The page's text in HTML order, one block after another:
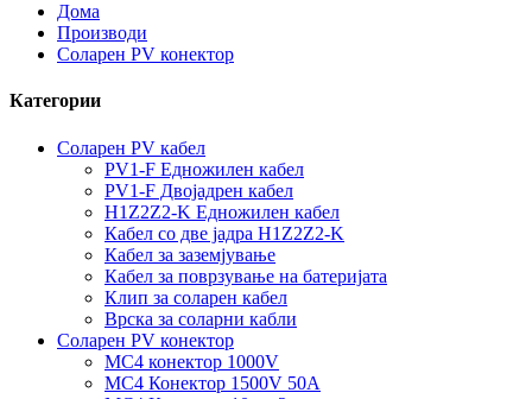
Дома
Производи
Соларен PV конектор
Категории
Соларен PV кабел
PV1-F Едножилен кабел
PV1-F Двојадрен кабел
H1Z2Z2-K Едножилен кабел
Кабел со две јадра H1Z2Z2-K
Кабел за заземјување
Кабел за поврзување на батеријата
Клип за соларен кабел
Врска за соларни кабли
Соларен PV конектор
MC4 конектор 1000V
MC4 Конектор 1500V 50A